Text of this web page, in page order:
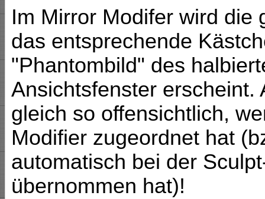
Im Mirror Modifer wird die
das entsprechende
"Phantombild" des
Ansichtsfenster erscheint.
gleich so offensichtlich,
Modifier zugeordnet hat
automatisch bei der
übernommen hat)!